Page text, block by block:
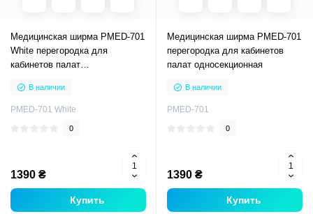
Медицинская ширма PMED-701
White перегородка для
кабинетов палат
каркасом
В наличии
PMED-701 White
0
1390 ₴
Купить
Медицинская ширма PMED-701
перегородка для кабинетов
палат односекционная
В наличии
PMED-701
0
1390 ₴
Купить